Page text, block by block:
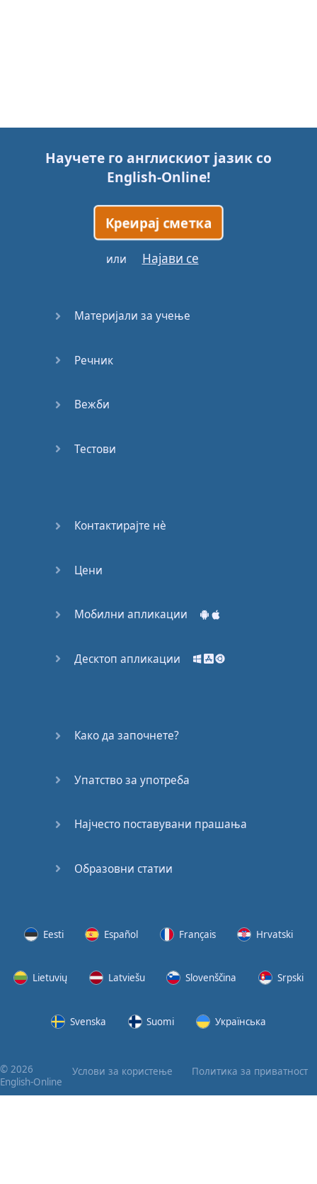
Научете го англискиот јазик со
English-Online!
Креирај сметка
или Најави се
Материјали за учење
Речник
Вежби
Тестови
Контактирајте нѐ
Цени
Мобилни апликации
Десктоп апликации
Како да започнете?
Упатство за употреба
Најчесто поставувани прашања
Образовни статии
Eesti Español Français Hrvatski
Lietuvių Latviešu Slovenščina Srpski
Svenska Suomi Українська
© 2026
English-Online
Услови за користење Политика за приватност